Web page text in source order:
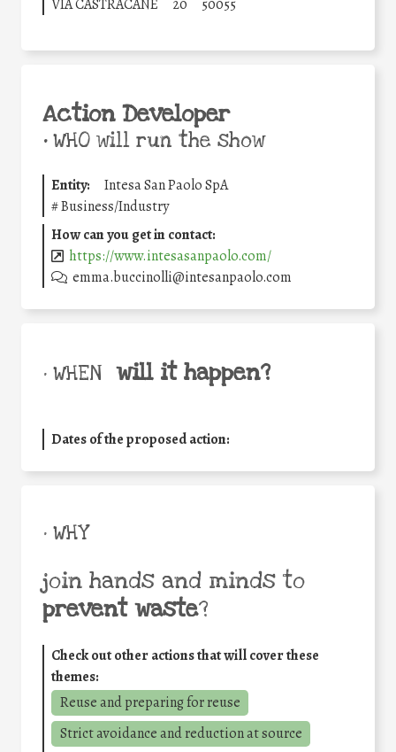
VIA CASTRACANE
20 50055
Action Developer
•WHO will run the show
Entity:
Intesa San Paolo SpA
#Business/Industry
How can you get in contact:
https://www.intesasanpaolo.com/
emma.buccinolli@intesanpaolo.com
• WHEN will it happen?
Dates of the proposed action:
• WHY
join hands and minds to
prevent waste?
Check out other actions that will cover these
themes:
Reuse and preparing for reuse
Strict avoidance and reduction at source